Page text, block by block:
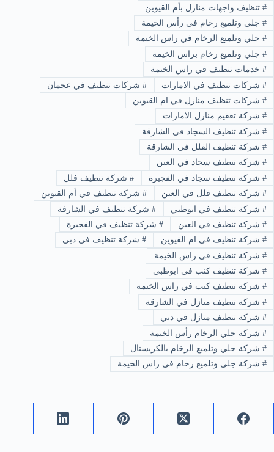
#تنظيف واجهات منازل بأم القيوين
#جلى وتلميع رخام فى رأس الخيمة
#جلي وتلميع الرخام في راس الخيمة
#جلي وتلميع رخام براس الخيمة
#خدمات تنظيف في راس الخيمة
#شركات تنظيف في الامارات #شركات تنظيف في عجمان
#شركات تنظيف منازل في ام القيوين
#شركة تعقيم منازل الامارات
#شركة تنظيف السجاد في الشارقة
#شركة تنظيف الفلل في الشارقة
#شركة تنظيف سجاد في العين
#شركة تنظيف سجاد في الفجيرة #شركة تنظيف فلل
#شركة تنظيف فلل في العين #شركة تنظيف في أم القيوين
#شركة تنظيف في ابوظبي #شركة تنظيف في الشارقة
#شركة تنظيف في العين #شركة تنظيف في الفجيرة
#شركة تنظيف في ام القيوين #شركة تنظيف في دبي
#شركة تنظيف في راس الخيمة
#شركة تنظيف كنب في ابوظبي
#شركة تنظيف كنب في راس الخيمة
#شركة تنظيف منازل في الشارقة
#شركة تنظيف منازل في دبي
#شركة جلي الرخام رأس الخيمة
#شركة جلي وتلميع الرخام بالكريستال
#شركة جلي وتلميع رخام في راس الخيمة